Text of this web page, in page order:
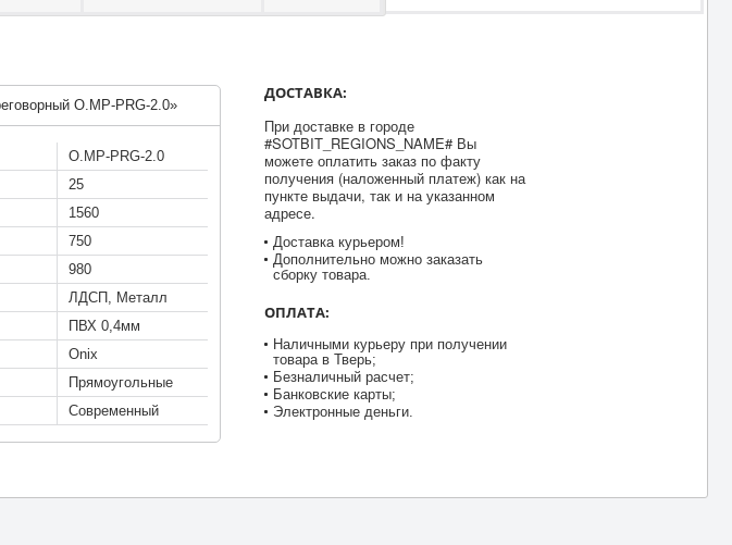
O.MP-PRG-2.0»
O.MP-PRG-2.0
25
1560
750
980
ЛДСП, Металл
ПВХ 0,4мм
Onix
Прямоугольные
Современный
ДОСТАВКА:
При доставке в городе
#SOTBIT_REGIONS_NAME# Вы
можете оплатить заказ по факту
получения (наложенный платеж) как на
пункте выдачи, так и на указанном
адресе.
Доставка курьером!
Дополнительно можно заказать
сборку товара.
ОПЛАТА:
Наличными курьеру при получении
товара в Тверь;
Безналичный расчет;
Банковские карты;
Электронные деньги.